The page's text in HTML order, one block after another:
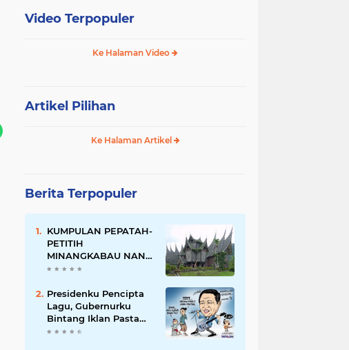
Video Terpopuler
Ke Halaman Video
Artikel Pilihan
Ke Halaman Artikel
Berita Terpopuler
KUMPULAN PEPATAH-
PETITIH
MINANGKABAU NAN
ELOK
Presidenku Pencipta
Lagu, Gubernurku
Bintang Iklan Pasta
Gigi